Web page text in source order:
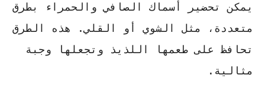
يمكن تحضير أسماك الصافي والحمراء بطرق
متعددة، مثل الشوي أو القلي. هذه الطرق
تحافظ على طعمها اللذيذ وتجعلها وجبة
مثالية.